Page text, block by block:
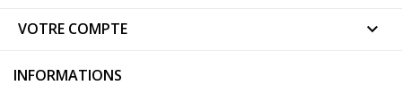
VOTRE COMPTE 
INFORMATIONS